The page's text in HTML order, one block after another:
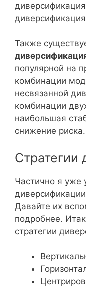
Также
популярной на
комбинации
несвязанной
комбинации
наибольшая
снижение риска.
Стратегии
Частично я уже
Давайте их
подробнее.
стратегии